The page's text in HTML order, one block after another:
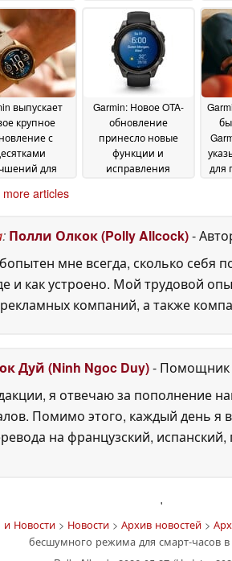
02 June
2026
2026
выпускает
крупное
с
для
часов27 May
Garmin: Новое OTA-
обновление
принесло новые
функции и
исправления
для
articles
: Полли Олкок (Polly Allcock)-
мне всегда, сколько себя
и как устроено. Мой трудовой
компаний, а также
Дуй (Ninh Ngoc Duy)- Помощник
я отвечаю за пополнение
Помимо этого, каждый день
на французский,
'
Новости> Новости> Архив новостей>
бесшумного режима для смарт-часов